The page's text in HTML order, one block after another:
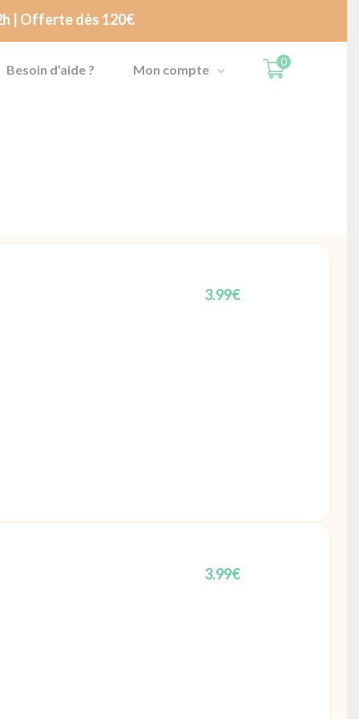
| Offerte dès 120€
Besoin d’aide ? Mon compte 0
3.99€
3.99€